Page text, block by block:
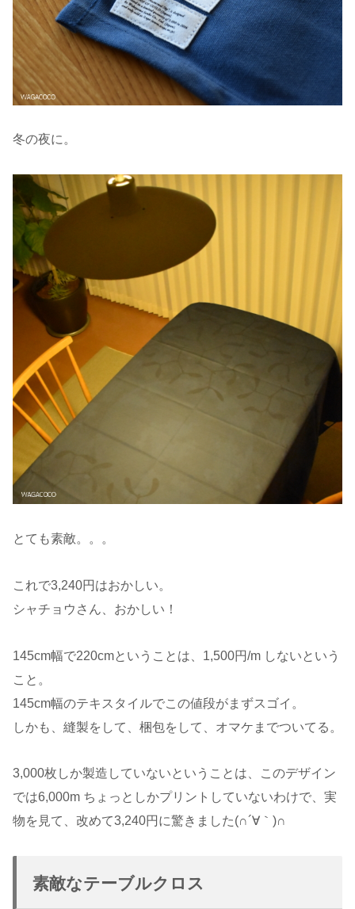
冬の夜に。
とても素敵。。。
これで3,240円はおかしい。
シャチョウさん、おかしい！
145cm幅で220cmということは、1,500円/m しないという
こと。
145cm幅のテキスタイルでこの値段がまずスゴイ。
しかも、縫製をして、梱包をして、オマケまでついてる。
3,000枚しか製造していないということは、このデザイン
では6,000m ちょっとしかプリントしていないわけで、実
物を見て、改めて3,240円に驚きました(∩´∀｀)∩
素敵なテーブルクロス